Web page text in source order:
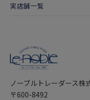
実店舗一覧
ノーブルトレーダース株
〒600-8492